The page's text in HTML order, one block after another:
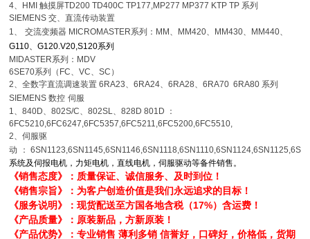
4、 HMI触摸屏TD200 TD400C TP177,MP277 MP377 KTP TP 系列
SIEMENS交、直流传动装置
1、 交流变频器 MICROMASTER系列： MM 、 MM420、 MM430、 MM440、
G110、G120.V20,S120系列
MIDASTER系列： MDV
6SE70系列（ FC、VC、SC ）
2、全数字直流调速装置 6RA23、6RA24、6RA28、6RA70 6RA80 系列
SIEMENS数控 伺服
1、840D、802S/C、802SL、828D 801D
：
6FC5210,6FC6247,6FC5357,6FC5211,6FC5200,6FC5510,
2、伺服驱
动
：
系统及伺报电机，力矩电机，直线电机，伺服驱动等备件销售。
《销售态度》：质量保证、诚信服务、及时到位！
《销售宗旨》：为客户创造价值是我们永远追求的目标！
《服务说明》：现货配送至方国各地含税（17%）含运费！
《产品质量》：原装新品，方新原装！
《产品优势》：专业销售 薄利多销 信誉好，口碑好，价格低，货期